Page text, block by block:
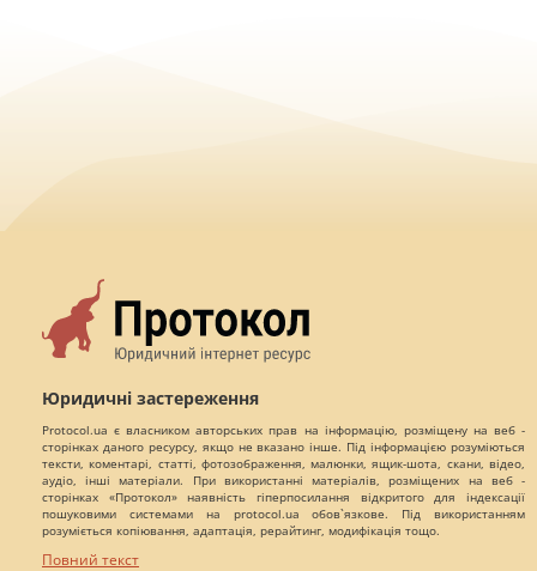
Юридичні застереження
Protocol.ua є власником авторських прав на інформацію, розміщену на веб -
сторінках даного ресурсу, якщо не вказано інше. Під інформацією розуміються
тексти, коментарі, статті, фотозображення, малюнки, ящик-шота, скани, відео,
аудіо, інші матеріали. При використанні матеріалів, розміщених на веб -
сторінках «Протокол» наявність гіперпосилання відкритого для індексації
пошуковими системами на protocol.ua обов`язкове. Під використанням
розуміється копіювання, адаптація, рерайтинг, модифікація тощо.
Повний текст